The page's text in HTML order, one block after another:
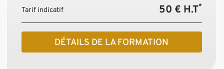
Tarif indicatif 50 € H.T*
DÉTAILS DE LA FORMATION